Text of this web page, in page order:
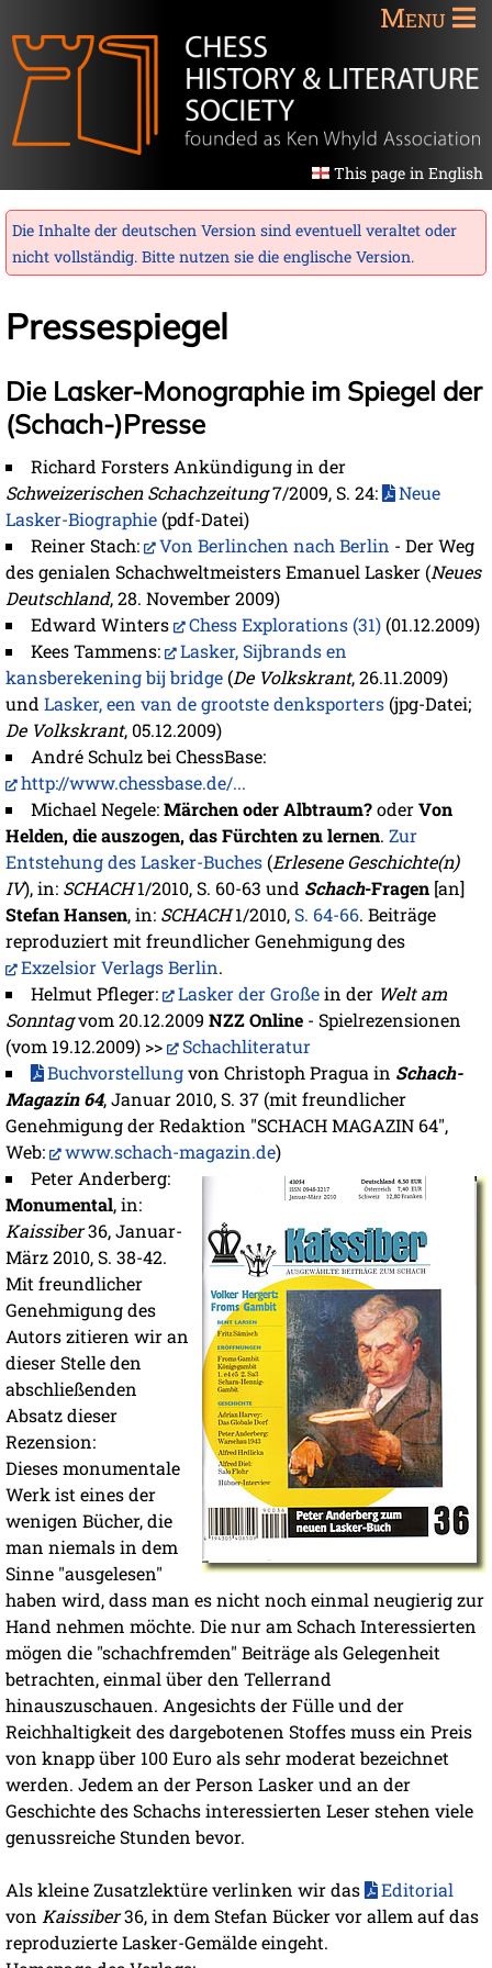
Menu
This page in English
Die Inhalte der deutschen Version sind eventuell veraltet oder
nicht vollständig. Bitte nutzen sie die englische Version.
Pressespiegel
Die Lasker-Monographie im Spiegel der
(Schach-)Presse
Richard Forsters Ankündigung in der
Schweizerischen Schachzeitung7/2009, S. 24:
Neue
Lasker-Biographie(pdf-Datei)
Reiner Stach:
Von Berlinchen nach Berlin - Der Weg
des genialen Schachweltmeisters Emanuel Lasker (Neues
Deutschland, 28. November 2009)
Edward Winters
Chess Explorations (31)(01.12.2009)
Kees Tammens:
Lasker, Sijbrands en
kansberekening bij bridge(De Volkskrant, 26.11.2009)
und Lasker, een van de grootste denksporters(jpg-Datei;
De Volkskrant, 05.12.2009)
André Schulz bei ChessBase:
http://www.chessbase.de/...
Michael Negele:Märchen oder Albtraum?oderVon
Helden, die auszogen, das Fürchten zu lernen. Zur
Entstehung des Lasker-Buches(Erlesene Geschichte(n)
IV), in: SCHACH1/2010, S. 60-63 und Schach-Fragen [an]
Stefan Hansen, in: SCHACH1/2010, S. 64-66. Beiträge
reproduziert mit freundlicher Genehmigung des
Exzelsior Verlags Berlin.
Helmut Pfleger:
Lasker der Großein der Welt am
Sonntagvom 20.12.2009 NZZ Online - Spielrezensionen
(vom 19.12.2009) >>
Schachliteratur
Buchvorstellungvon Christoph Pragua in Schach-
Magazin 64, Januar 2010, S. 37 (mit freundlicher
Genehmigung der Redaktion "SCHACH MAGAZIN 64",
Web:
www.schach-magazin.de)
Peter Anderberg:
Monumental, in:
Kaissiber36, Januar-
März 2010, S. 38-42.
Mit freundlicher
Genehmigung des
Autors zitieren wir an
dieser Stelle den
abschließenden
Absatz dieser
Rezension:
Dieses monumentale
Werk ist eines der
wenigen Bücher, die
man niemals in dem
Sinne "ausgelesen"
haben wird, dass man es nicht noch einmal neugierig zur
Hand nehmen möchte. Die nur am Schach Interessierten
mögen die "schachfremden" Beiträge als Gelegenheit
betrachten, einmal über den Tellerrand
hinauszuschauen. Angesichts der Fülle und der
Reichhaltigkeit des dargebotenen Stoffes muss ein Preis
von knapp über 100 Euro als sehr moderat bezeichnet
werden. Jedem an der Person Lasker und an der
Geschichte des Schachs interessierten Leser stehen viele
genussreicheStunden bevor.
Als kleine Zusatzlektüre verlinken wir das
Editorial
von Kaissiber36, in dem Stefan Bücker vor allem auf das
reproduzierte Lasker-Gemälde eingeht.